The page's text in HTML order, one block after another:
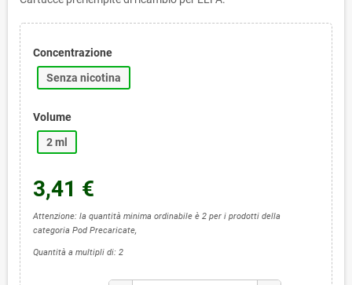
Concentrazione
Senza nicotina
Volume
2 ml
3,41 €
Attenzione: la quantità minima ordinabile è 2 per i prodotti della
categoria Pod Precaricate,
Quantità a multipli di: 2